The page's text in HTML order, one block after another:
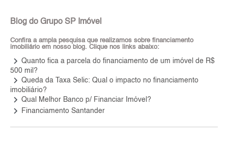
Blog do Grupo SP Imóvel
Confira a ampla pesquisa que realizamos sobre financiamento
imobiliário em nosso blog. Clique nos links abaixo:
keyboard_arrow_right Quanto fica a parcela do financiamento de um imóvel de R$
500 mil?
keyboard_arrow_right Queda da Taxa Selic: Qual o impacto no financiamento
imobiliário?
keyboard_arrow_right Qual Melhor Banco p/ Financiar Imóvel?
keyboard_arrow_right Financiamento Santander